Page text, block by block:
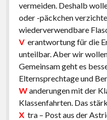
vermeiden. Deshalb
oder -päckchen
wiederverwendbare
Verantwortung für die
unteilbar. Aber wir
Gemeinsam geht es
Elternsprechtage und
Wanderungen mit der
Klassenfahrten. Das
Xtra – Post aus der